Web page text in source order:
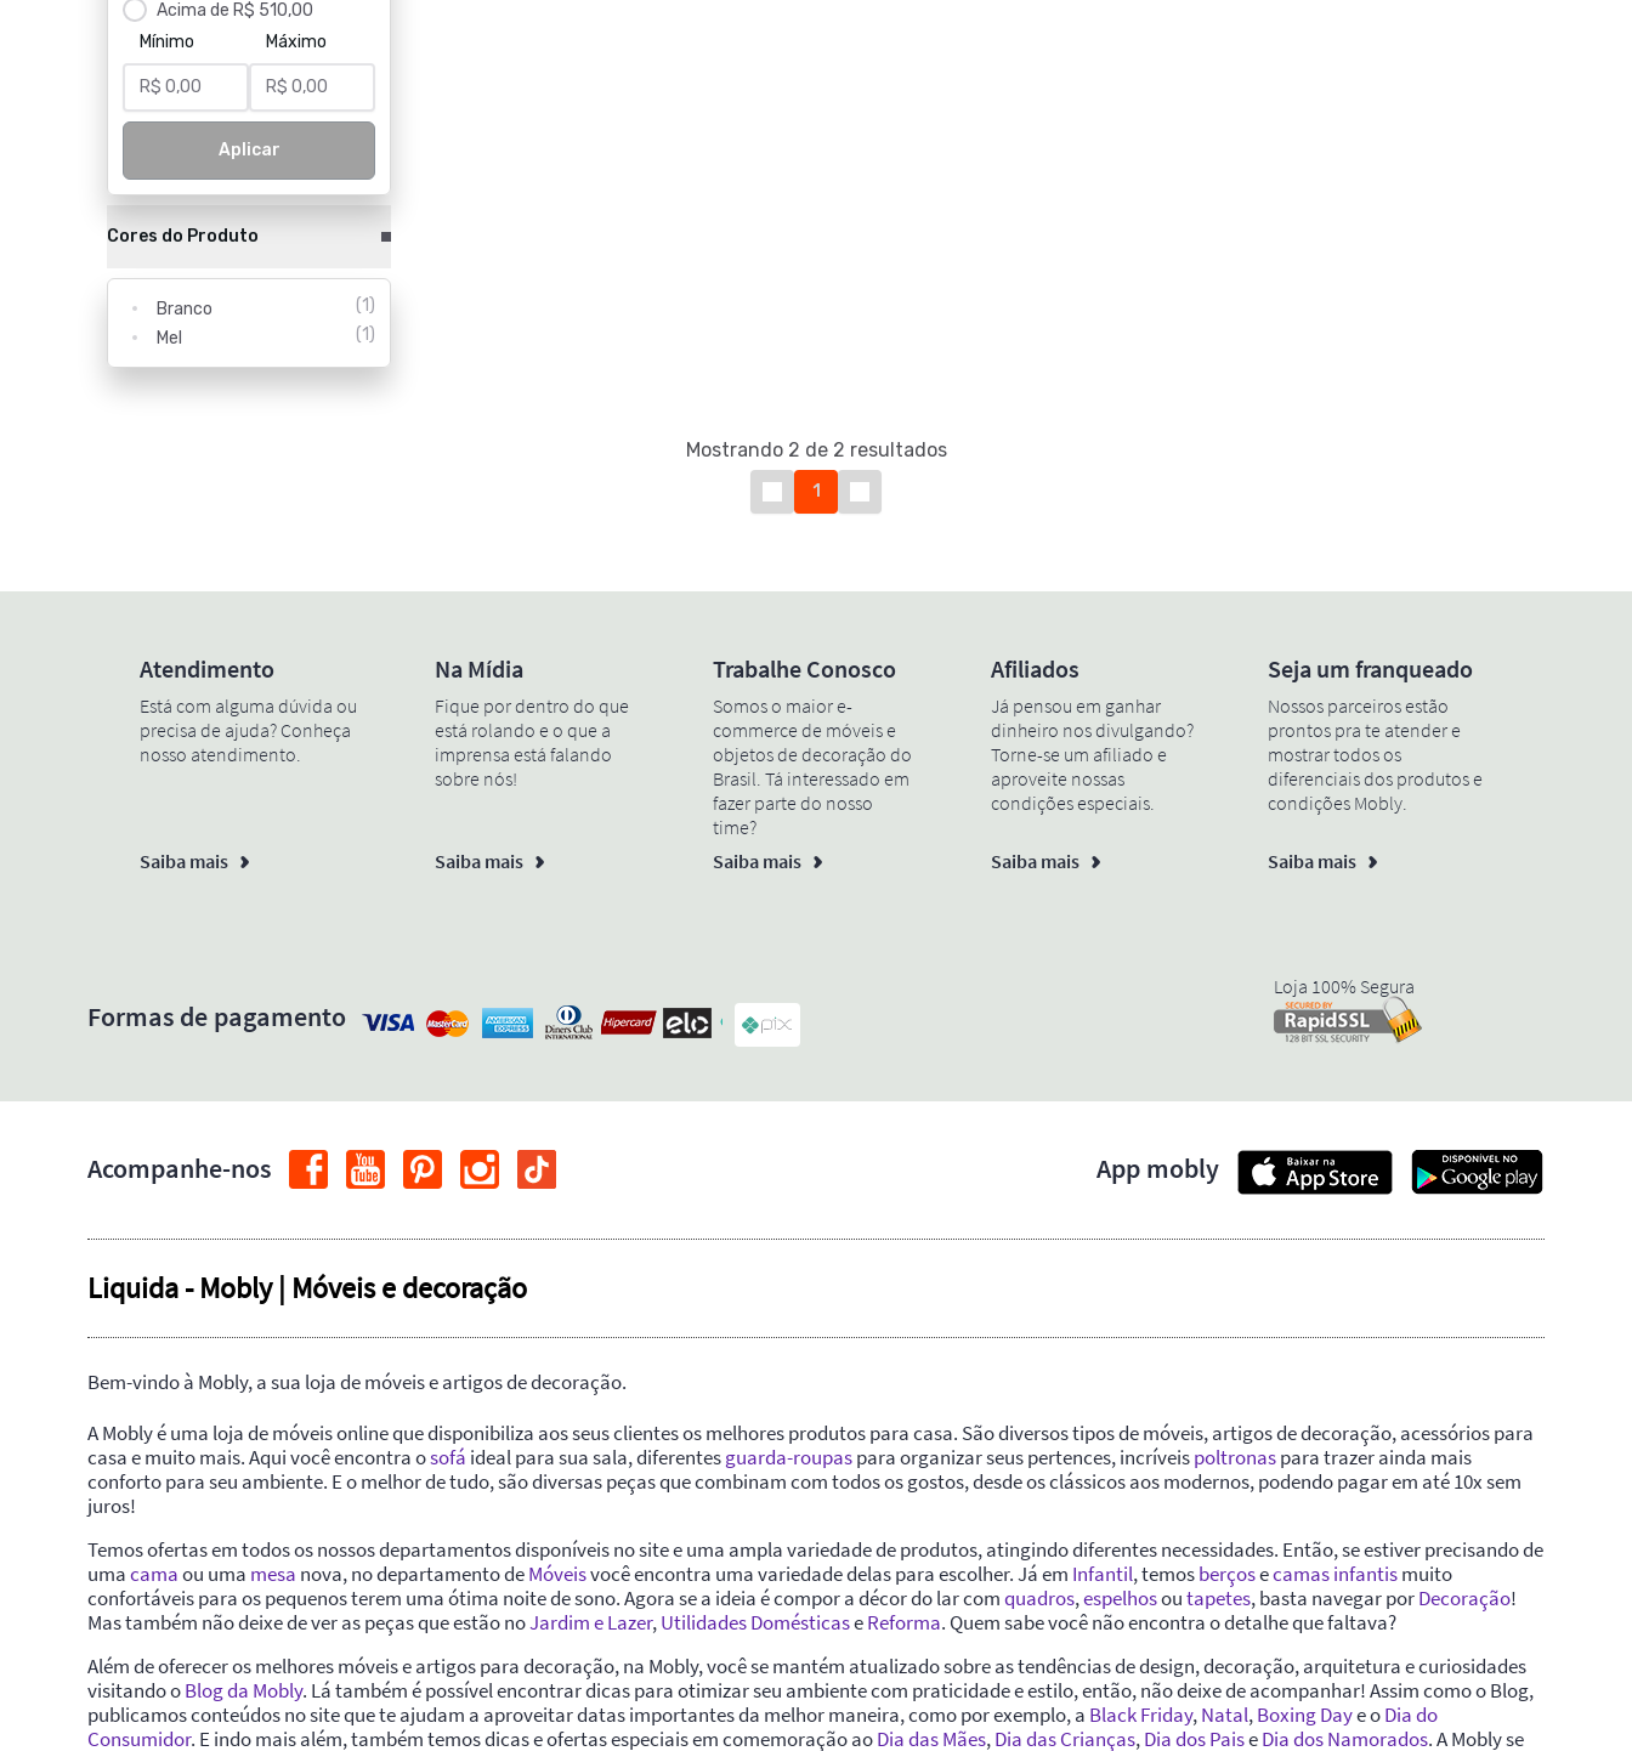
Acima de R$ 510,00
Mínimo
Máximo
Aplicar
Cores do Produto
Branco (1)
Mel
(1)
Mostrando 2 de 2 resultados
1